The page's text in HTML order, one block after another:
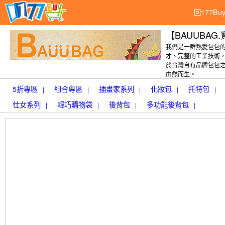
回
【
我們是一群熱愛包包
才、完整的工業技術
於台灣自有品牌包包
由然而生。
5折專區 | 組合專區 | 插畫家系列 | 化妝包 | 托特包 |
仕女系列 | 輕巧購物袋 | 後背包 | 多功能後背包 |